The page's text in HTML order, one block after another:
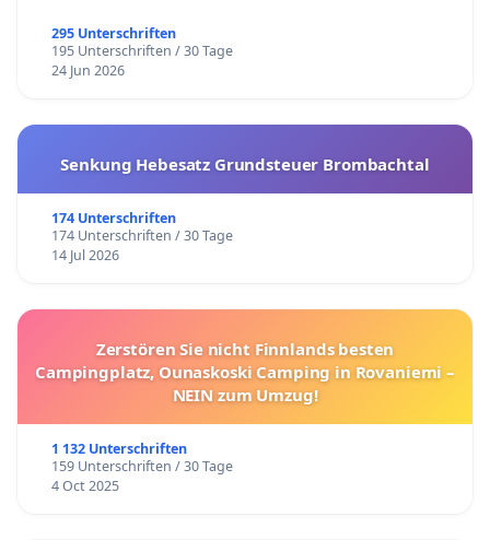
295 Unterschriften
195 Unterschriften / 30 Tage
24 Jun 2026
Senkung Hebesatz Grundsteuer Brombachtal
174 Unterschriften
174 Unterschriften / 30 Tage
14 Jul 2026
Zerstören Sie nicht Finnlands besten
Campingplatz, Ounaskoski Camping in Rovaniemi –
NEIN zum Umzug!
1 132 Unterschriften
159 Unterschriften / 30 Tage
4 Oct 2025